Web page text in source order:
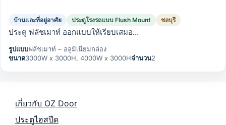
บ้านและที่อยู่อาศัย ประตูโรงรถแบบ Flush Mount ชลบุรี
ประตู ฟลัชเมาท์ ออกแบบให้เรียบเสมอ…
รูปแบบฟลัชเมาท์ – อลูมิเนียมกล่อง
ขนาด3000W x 3000H, 4000W x 3000Hจำนวน2
เกี่ยวกับ OZ Door
ประตูไฮสปีด